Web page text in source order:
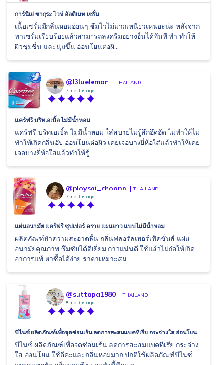
การ์นิเย่ ซากุระ ไวท์ อัลติเมท เซรั่ม
เนื้อเซรั่มมีกลิ่นหอมอ่อนๆ ซึมไวไม่มากเหนียวเหนอะน่ะ หลังจาก
ทาเซรั่มเรียบร้อยแล้วสามารถลงครีมอย่างอื่นได้ทันที ทำ ทำให้
ผิวชุมชื่น และนุ่มขึ้น อ่อนโยนต่อผิ...
@l3luelemon THAILAND
7 months ago
แคร์ฟรี บริทเอเบิ้ล ไม่มีน้ำหอม
แคร์ฟรี บริทเอเบิ้ล ไม่มีน้ำหอม ใส่สบายไม่รู้สึกอึดอัด ไม่ทำให้ไม่
ทำให้เกิดกลิ่นอับ อ่อนโยนต่อผิว เคยเจอบางยี่ห้อใส่แล้วทำให้เคย
เจอบางยี่ห้อใส่แล้วทำให้รู้...
@ploysai_choonn THAILAND
7 months ago
แผ่นอนามัย แคร์ฟรี ซุปเปอร์ ดราย แผ่นยาว แบบไม่มีน้ำหอม
ผลิตภัณฑ์ทำความสะอาดพื้น กลิ่นฟลอรัลเพอร์เฟ็คชั่นส์ แผ่น
อนามัยคุณภาพ ซึมซับได้ดีเยี่ยม กาวแน่นดี ใช้แล้วไม่ก่อให้เกิด
อาการแพ้ หาซื้อได้ง่าย ราคาเหมาะสม
@suttapa1980 THAILAND
8 months ago
บีไนซ์ ผลิตภัณฑ์เพื่อจุดซ่อนเร้น ลดการสะสมแบคทีเรีย กระจ่างใส อ่อนโยน
บีไนซ์ ผลิตภัณฑ์เพื่อจุดซ่อนเร้น ลดการสะสมแบคทีเรีย กระจ่าง
ใส อ่อนโยน ใช้ดีคะและกลิ่นหอมมาก ปกติใช้ผลิตภัณฑ์บีไนซ์